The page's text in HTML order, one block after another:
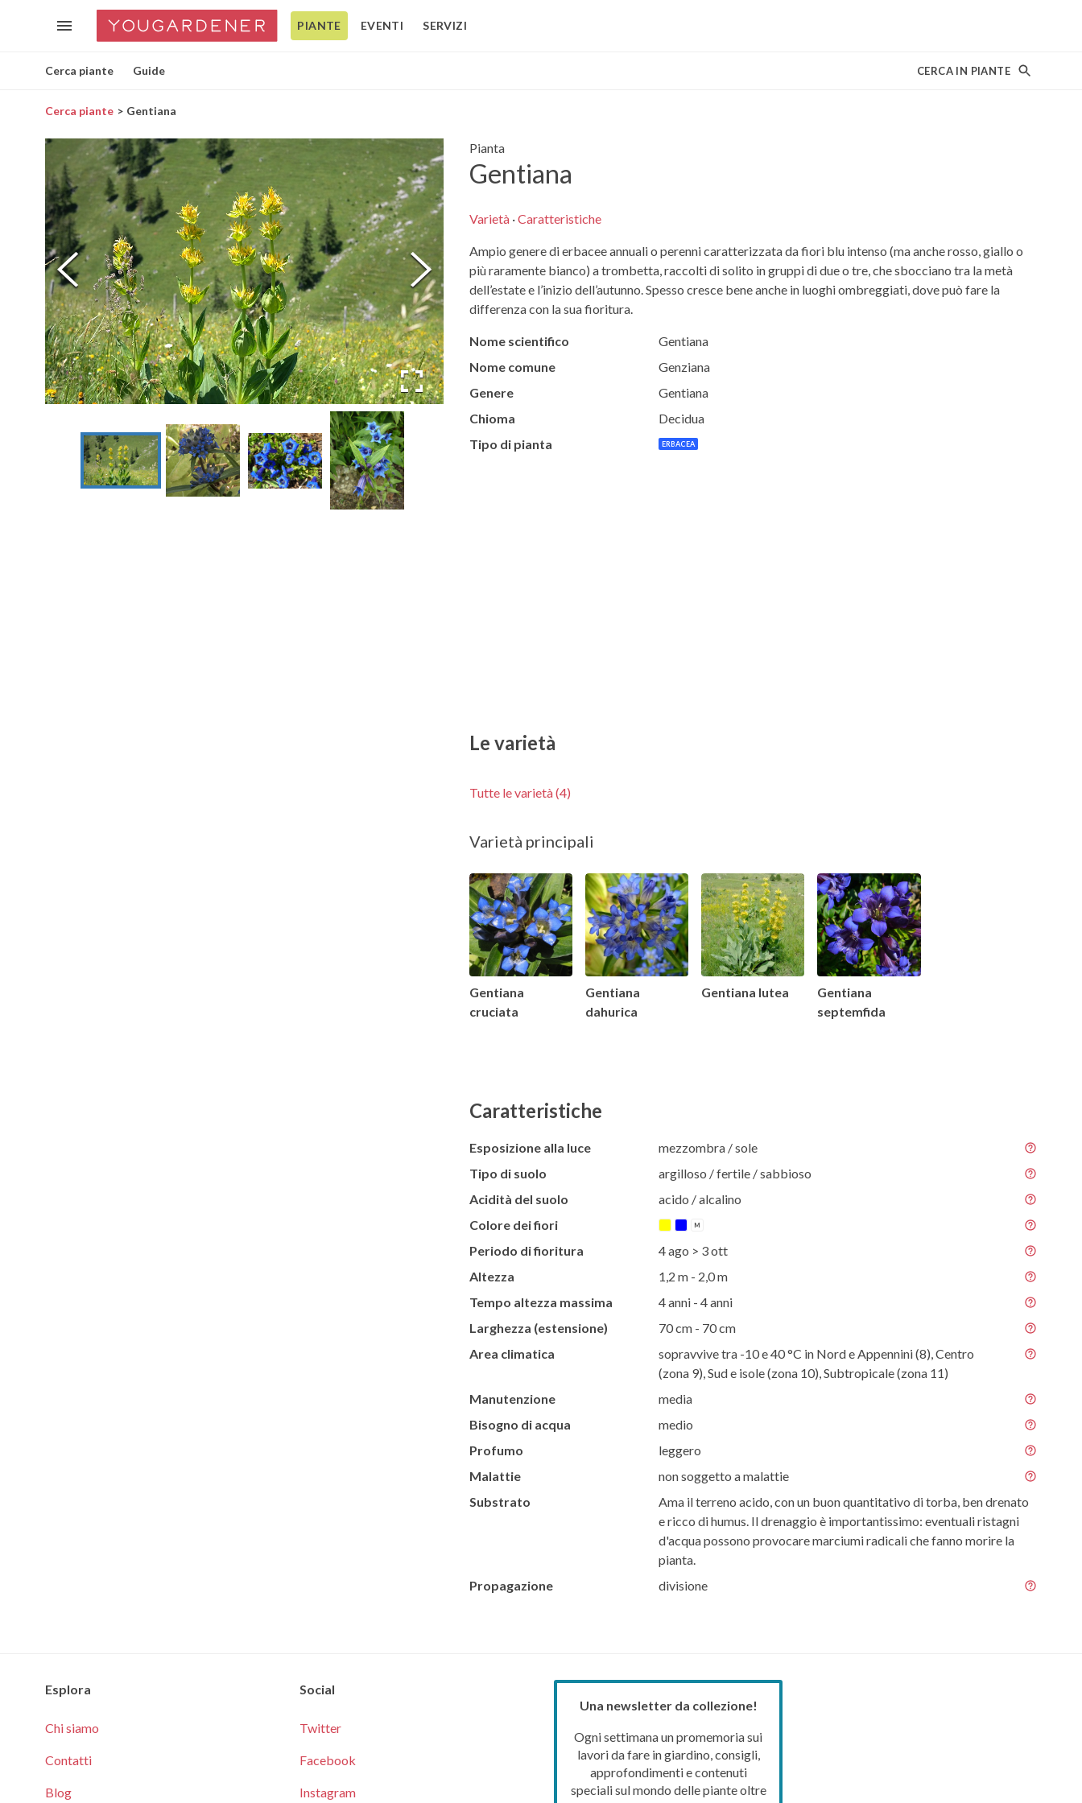
PIANTE EVENTI SERVIZI
Cerca piante Guide CERCA IN PIANTE
Cerca piante Gentiana
Pianta
Gentiana
Varietà·Caratteristiche
Ampio genere di erbacee annuali o perenni caratterizzata da fiori blu intenso (ma anche rosso, giallo o
più raramente bianco) a trombetta, raccolti di solito in gruppi di due o tre, che sbocciano tra la metà
dell’estate e l’inizio dell’autunno. Spesso cresce bene anche in luoghi ombreggiati, dove può fare la
differenza con la sua fioritura.
Nome scientifico
Gentiana
Nome comune
Genziana
Genere
Gentiana
Chioma
Decidua
Tipo di pianta
ERBACEA
Le varietà
Tutte le varietà (4)
Varietà principali
Gentiana
cruciata
Gentiana
dahurica
Gentiana lutea
Gentiana
septemfida
Caratteristiche
Esposizione alla luce
mezzombra / sole
Tipo di suolo
argilloso / fertile / sabbioso
Acidità del suolo
acido / alcalino
Colore dei fiori
M
Periodo di fioritura
4 ago > 3 ott
Altezza
1,2 m - 2,0 m
Tempo altezza massima
4 anni - 4 anni
Larghezza (estensione)
70 cm - 70 cm
Area climatica
sopravvive tra -10 e 40 °C in Nord e Appennini (8), Centro
(zona 9), Sud e isole (zona 10), Subtropicale (zona 11)
Manutenzione
media
Bisogno di acqua
medio
Profumo
leggero
Malattie
non soggetto a malattie
Substrato
Ama il terreno acido, con un buon quantitativo di torba, ben drenato
e ricco di humus. Il drenaggio è importantissimo: eventuali ristagni
d'acqua possono provocare marciumi radicali che fanno morire la
pianta.
Propagazione
divisione
Esplora
Chi siamo
Contatti
Blog
Social
Twitter
Facebook
Instagram
Una newsletter da collezione!
Ogni settimana un promemoria sui
lavori da fare in giardino, consigli,
approfondimenti e contenuti
speciali sul mondo delle piante oltre